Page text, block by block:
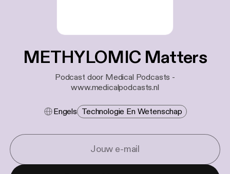
METHYLOMIC Matters
Podcast door Medical Podcasts -
www.medicalpodcasts.nl
Engels Technologie En Wetenschap